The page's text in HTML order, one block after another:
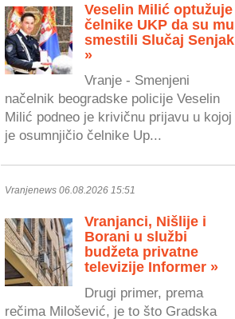
Veselin Milić optužuje
čelnike UKP da su mu
smestili Slučaj Senjak
»
Vranje - Smenjeni
načelnik beogradske policije Veselin
Milić podneo je krivičnu prijavu u kojoj
je osumnjičio čelnike Up...
Vranjenews 06.08.2026 15:51
Vranjanci, Nišlije i
Borani u službi
budžeta privatne
televizije Informer »
Drugi primer, prema
rečima Milošević, je to što Gradska